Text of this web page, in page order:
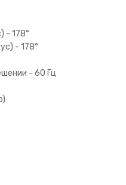
- 178°
- 178°
- 60 Гц